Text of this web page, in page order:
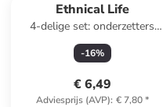
Ethnical Life
4-delige set: onderzetters
naturel - (B)12 x (H)1,5 x (D)8
cm
-16%
€ 6,49
Adviesprijs (AVP): € 7,80*